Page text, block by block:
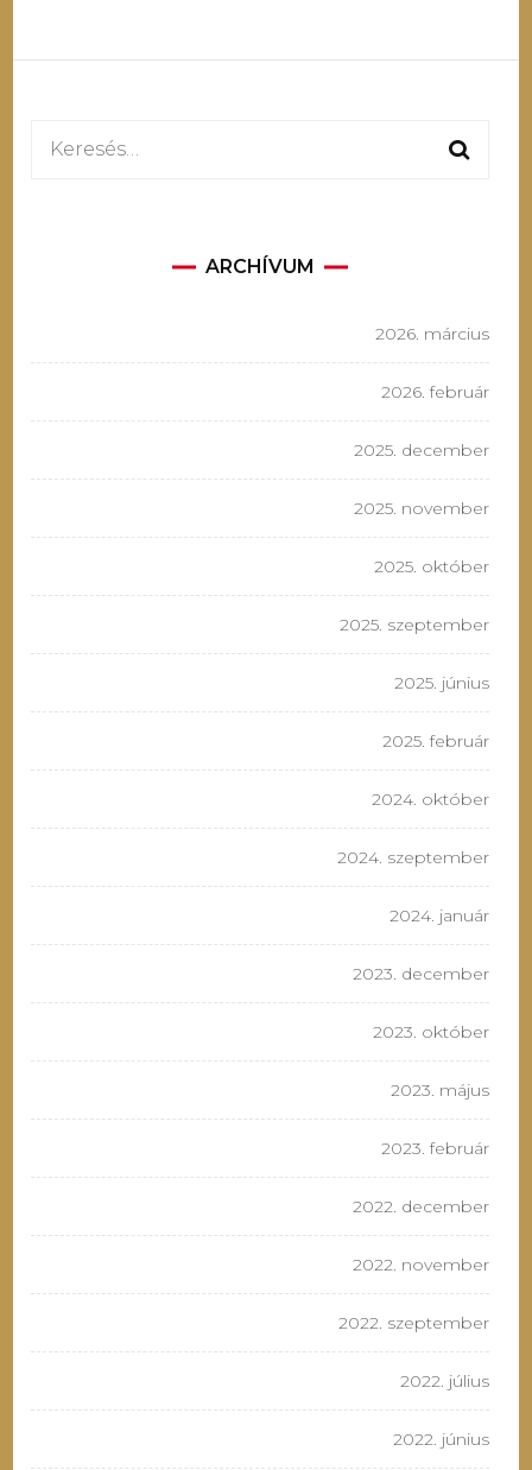
Keresés:
ARCHÍVUM
2026. március
2026. február
2025. december
2025. november
2025. október
2025. szeptember
2025. június
2025. február
2024. október
2024. szeptember
2024. január
2023. december
2023. október
2023. május
2023. február
2022. december
2022. november
2022. szeptember
2022. július
2022. június